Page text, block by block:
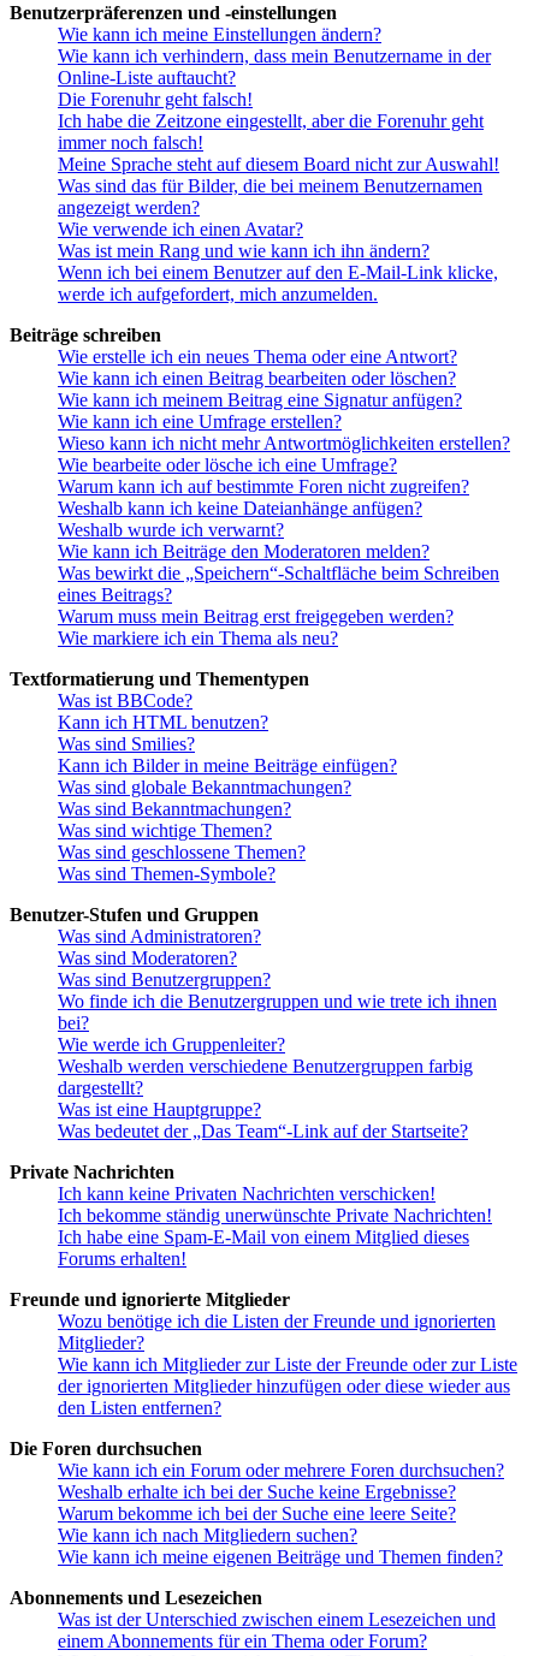
Benutzerpräferenzen und -einstellungen
Wie kann ich meine Einstellungen ändern?
Wie kann ich verhindern, dass mein Benutzername in der
Online-Liste auftaucht?
Die Forenuhr geht falsch!
Ich habe die Zeitzone eingestellt, aber die Forenuhr geht
immer noch falsch!
Meine Sprache steht auf diesem Board nicht zur Auswahl!
Was sind das für Bilder, die bei meinem Benutzernamen
angezeigt werden?
Wie verwende ich einen Avatar?
Was ist mein Rang und wie kann ich ihn ändern?
Wenn ich bei einem Benutzer auf den E-Mail-Link klicke,
werde ich aufgefordert, mich anzumelden.
Beiträge schreiben
Wie erstelle ich ein neues Thema oder eine Antwort?
Wie kann ich einen Beitrag bearbeiten oder löschen?
Wie kann ich meinem Beitrag eine Signatur anfügen?
Wie kann ich eine Umfrage erstellen?
Wieso kann ich nicht mehr Antwortmöglichkeiten erstellen?
Wie bearbeite oder lösche ich eine Umfrage?
Warum kann ich auf bestimmte Foren nicht zugreifen?
Weshalb kann ich keine Dateianhänge anfügen?
Weshalb wurde ich verwarnt?
Wie kann ich Beiträge den Moderatoren melden?
Was bewirkt die „Speichern“-Schaltfläche beim Schreiben
eines Beitrags?
Warum muss mein Beitrag erst freigegeben werden?
Wie markiere ich ein Thema als neu?
Textformatierung und Thementypen
Was ist BBCode?
Kann ich HTML benutzen?
Was sind Smilies?
Kann ich Bilder in meine Beiträge einfügen?
Was sind globale Bekanntmachungen?
Was sind Bekanntmachungen?
Was sind wichtige Themen?
Was sind geschlossene Themen?
Was sind Themen-Symbole?
Benutzer-Stufen und Gruppen
Was sind Administratoren?
Was sind Moderatoren?
Was sind Benutzergruppen?
Wo finde ich die Benutzergruppen und wie trete ich ihnen
bei?
Wie werde ich Gruppenleiter?
Weshalb werden verschiedene Benutzergruppen farbig
dargestellt?
Was ist eine Hauptgruppe?
Was bedeutet der „Das Team“-Link auf der Startseite?
Private Nachrichten
Ich kann keine Privaten Nachrichten verschicken!
Ich bekomme ständig unerwünschte Private Nachrichten!
Ich habe eine Spam-E-Mail von einem Mitglied dieses
Forums erhalten!
Freunde und ignorierte Mitglieder
Wozu benötige ich die Listen der Freunde und ignorierten
Mitglieder?
Wie kann ich Mitglieder zur Liste der Freunde oder zur Liste
der ignorierten Mitglieder hinzufügen oder diese wieder aus
den Listen entfernen?
Die Foren durchsuchen
Wie kann ich ein Forum oder mehrere Foren durchsuchen?
Weshalb erhalte ich bei der Suche keine Ergebnisse?
Warum bekomme ich bei der Suche eine leere Seite?
Wie kann ich nach Mitgliedern suchen?
Wie kann ich meine eigenen Beiträge und Themen finden?
Abonnements und Lesezeichen
Was ist der Unterschied zwischen einem Lesezeichen und
einem Abonnements für ein Thema oder Forum?